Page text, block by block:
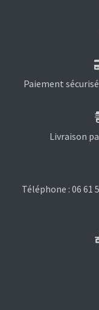
Paiement
Livraison
Téléphone : 06 61